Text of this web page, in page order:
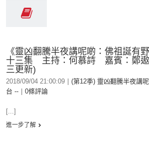
《靈凶翻騰半夜講呢啲：佛祖誕有
十三集 主持：何慕詩 嘉賓：鄭遨
三更新)
2018/09/04 21:00:09 (第12季) 靈凶翻騰半夜講
台 --
0條評論
[...]
進一步了解